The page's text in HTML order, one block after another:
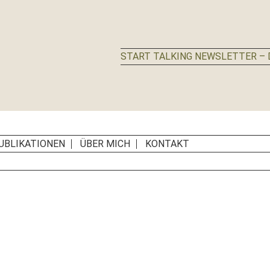
START TALKING NEWSLETTER –
ÜBER MICH
KONTAKT